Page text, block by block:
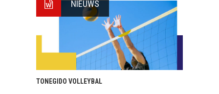
NIEUWS
TONEGIDO VOLLEYBAL